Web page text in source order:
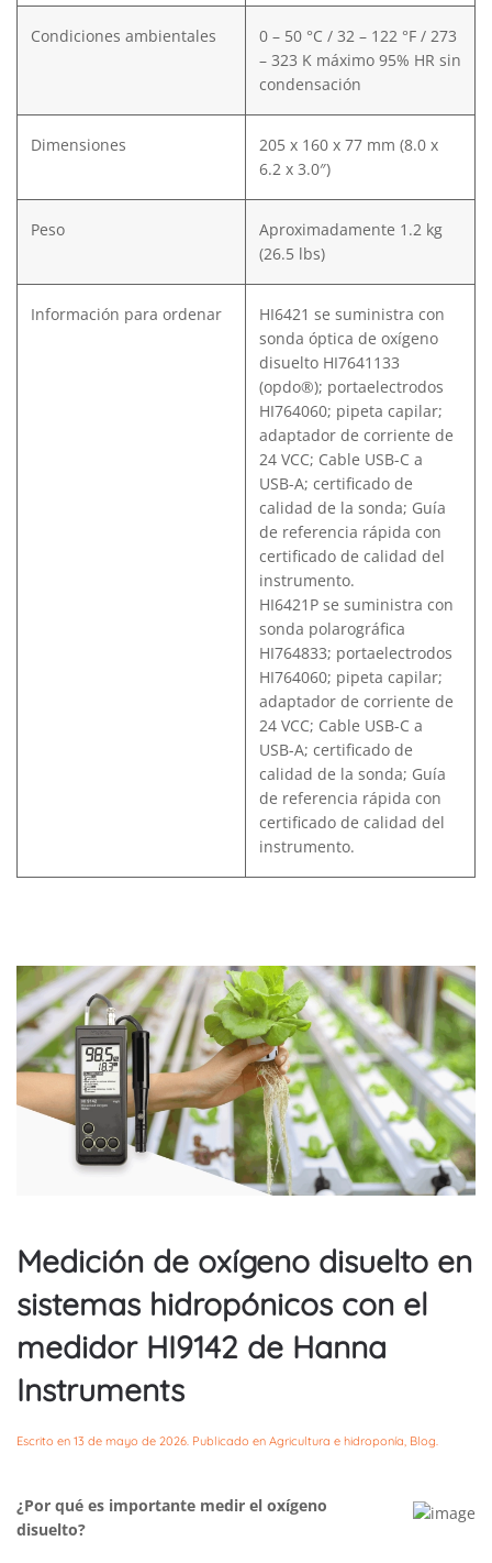
Condiciones ambientales
0 – 50 °C / 32 – 122 °F / 273
– 323 K máximo 95% HR sin
condensación
Dimensiones
205 x 160 x 77 mm (8.0 x
6.2 x 3.0″)
Peso
Aproximadamente 1.2 kg
(26.5 lbs)
Información para ordenar
HI6421 se suministra con
sonda óptica de oxígeno
disuelto HI7641133
(opdo®); portaelectrodos
HI764060; pipeta capilar;
adaptador de corriente de
24 VCC; Cable USB-C a
USB-A; certificado de
calidad de la sonda; Guía
de referencia rápida con
certificado de calidad del
instrumento.
HI6421P se suministra con
sonda polarográfica
HI764833; portaelectrodos
HI764060; pipeta capilar;
adaptador de corriente de
24 VCC; Cable USB-C a
USB-A; certificado de
calidad de la sonda; Guía
de referencia rápida con
certificado de calidad del
instrumento.
Medición de oxígeno disuelto en
sistemas hidropónicos con el
medidor HI9142 de Hanna
Instruments
Escrito en 13 de mayo de 2026 . Publicado en Agricultura e hidroponía Blog
¿Por qué es importante medir el oxígeno
disuelto?